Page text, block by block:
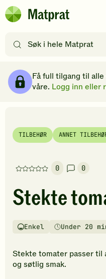
Hopp til hovedinnhold
Matprat
etter
filtre
Få full tilgang til
våre. Logg inn eller
TILBEHØR ANNET
0
Denne
har
foreløpig
vurderinger.
den
første
0
Stekte
Vanskelighetsgrad
Enkel
TilberedningstidUnder 20
Stekte tomater passer til
og søtlig smak.